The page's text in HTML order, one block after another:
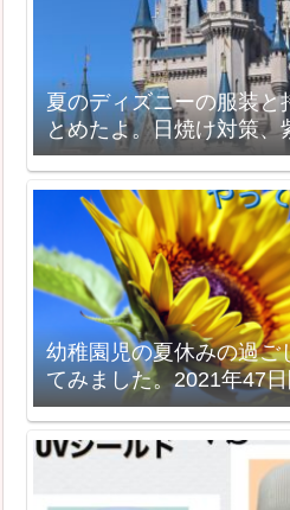
夏のディズニーの服装と
とめたよ。日焼け対策、
も必須です。
幼稚園児の夏休みの過ご
てみました。2021年47
ュールを大公開